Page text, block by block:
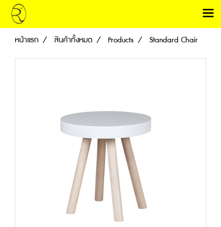
หน้าแรก สินค้าทั้งหมด Products Standard Chair